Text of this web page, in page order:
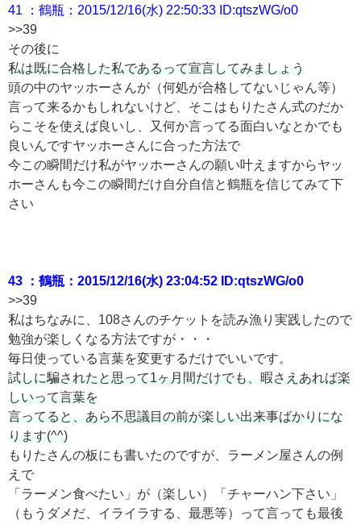
41 ：鶴瓶：2015/12/16(水) 22:50:33 ID:qtszWG/o0
>>39
その後に
私は既に合格した私であるって宣言してみましょう
頭の中のヤッホーさんが（何処が合格してないじゃん等）
言って来るかもしれないけど、そこはもりたさん式のだか
らこそを使えば良いし、又何か言ってる面白いなとかでも
良いんですヤッホーさんに合った方法で
今この瞬間だけ私がヤッホーさんの願い叶えますからヤッ
ホーさんも今この瞬間だけ自分自信と鶴瓶を信じてみて下
さい
43 ：鶴瓶：2015/12/16(水) 23:04:52 ID:qtszWG/o0
>>39
私はちなみに、108さんのチケットを読み漁り実践したので
勉強が楽しくなる方法ですが・・・
毎日使っている言葉を変更するだけでいいです。
試しに騙されたと思って1ヶ月間だけでも、暇さえあれば楽
しいって言葉を
言ってると、あら不思議目の前が楽しい出来事ばかりにな
ります(^^)
もりたさんの板にも書いたのですが、ラーメン屋さんの例
えで
「ラーメン食べたい」が（楽しい）「チャーハン下さい」
（もうダメだ、イライラする、最悪等）って言っても最後